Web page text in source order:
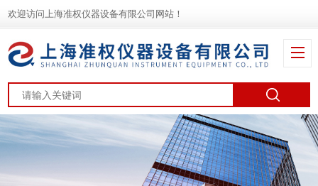
欢迎访问上海准权仪器设备有限公司网站！